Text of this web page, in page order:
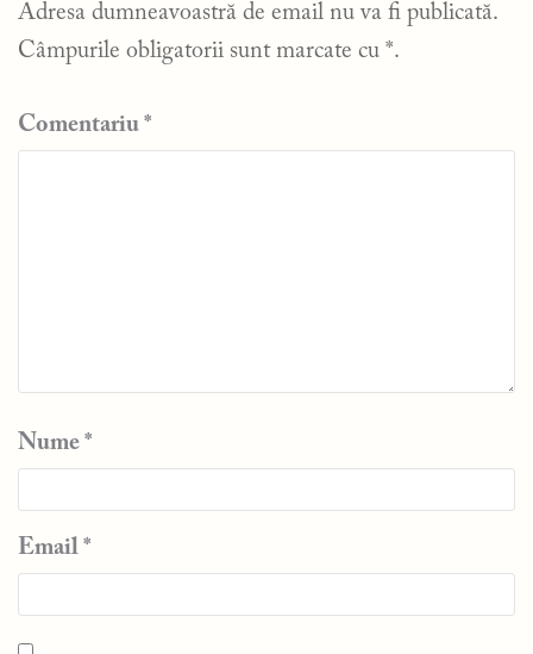
Adresa dumneavoastră de email nu va fi publicată.
Câmpurile obligatorii sunt marcate cu *.
Comentariu *
Nume *
Email *